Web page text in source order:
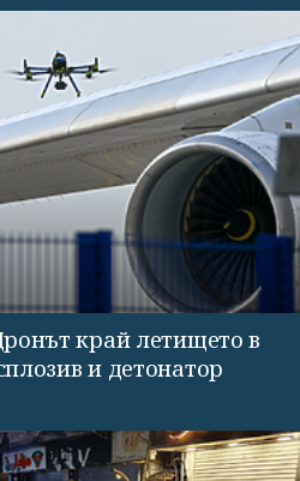
край летището в
и детонатор